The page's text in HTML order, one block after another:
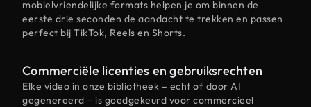
mobielvriendelijke formats helpen je om binnen de
eerste drie seconden de aandacht te trekken en passen
perfect bij TikTok, Reels en Shorts.
Commerciële licenties en gebruiksrechten
Elke video in onze bibliotheek – echt of door AI
gegenereerd – is goedgekeurd voor commercieel